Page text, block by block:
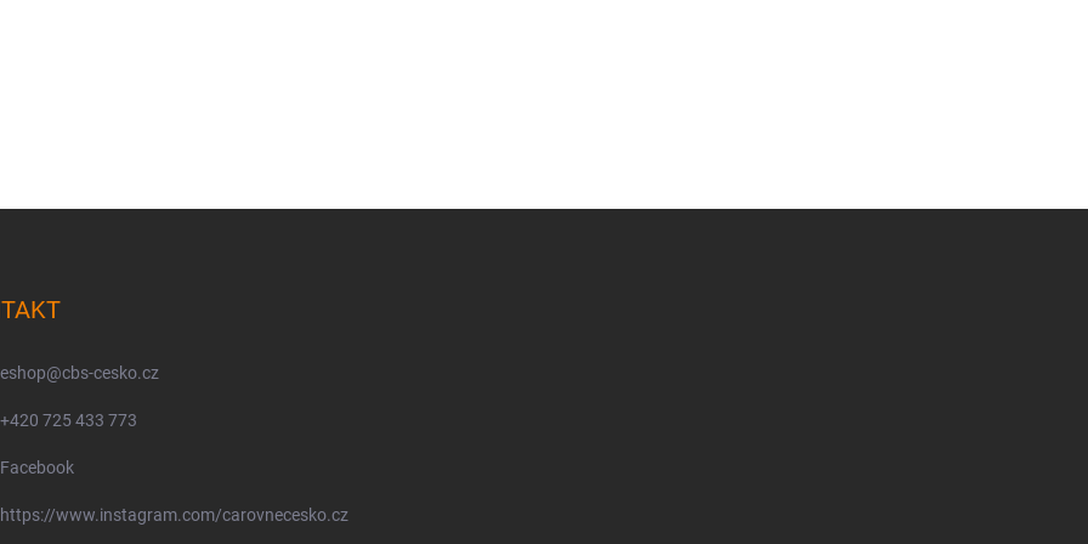
eshop@cbs-cesko.cz
+420 725 433 773
Facebook
https://www.instagram.com/carovnecesko.cz